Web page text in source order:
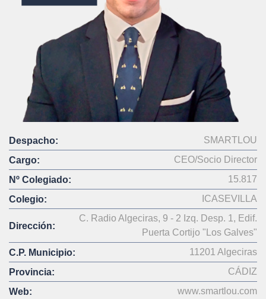
Despacho:
SMARTLOU
Cargo:
CEO/Socio Director
Nº Colegiado:
15.817
Colegio:
ICASEVILLA
Dirección:
C. Radio Algeciras, 9 - 2 Izq. Desp. 1, Edif.
Puerta Cortijo "Los Galves"
C.P. Municipio:
11201 Algeciras
Provincia:
CÁDIZ
Web:
www.smartlou.com